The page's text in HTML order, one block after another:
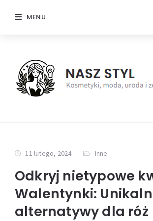
MENU
11 lutego, 2024 Inne
Odkryj nietypowe
Walentynki:
alternatywy dla róż